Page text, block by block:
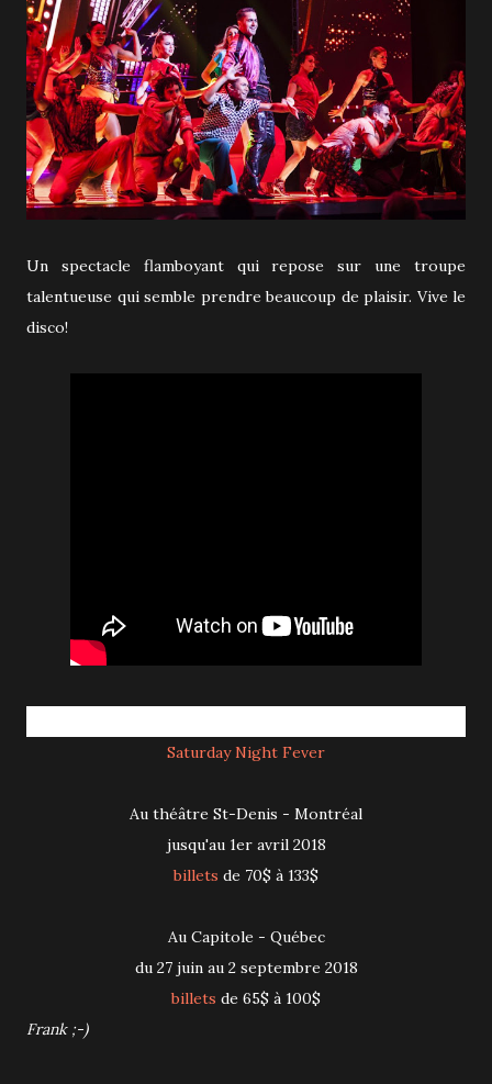
Un spectacle flamboyant qui repose sur une troupe
talentueuse qui semble prendre beaucoup de plaisir. Vive le
disco!
Saturday Night Fever
Au théâtre St-Denis - Montréal
jusqu'au 1er avril 2018
billets de 70$ à 133$
Au Capitole - Québec
du 27 juin au 2 septembre 2018
billets de 65$ à 100$
Frank ;-)